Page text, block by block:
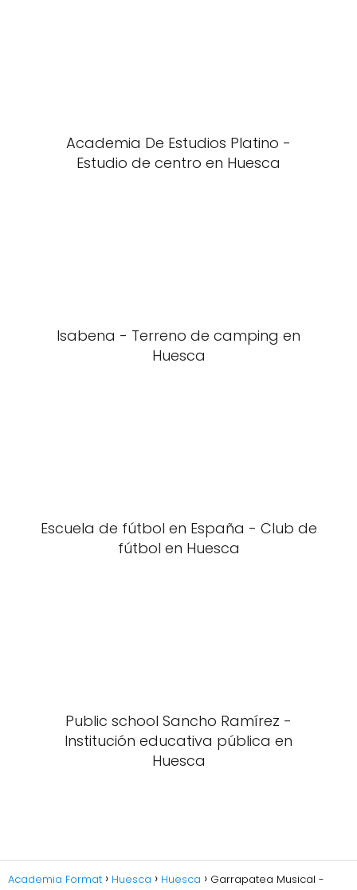
Academia De Estudios Platino -
Estudio de centro en Huesca
Isabena - Terreno de camping en
Huesca
Escuela de fútbol en España - Club de
fútbol en Huesca
Public school Sancho Ramírez -
Institución educativa pública en
Huesca
Academia Format Huesca Huesca Garrapatea Musical -